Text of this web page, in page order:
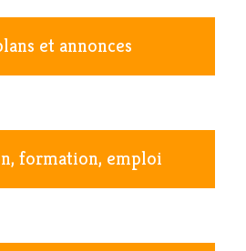
et annonces
formation, emploi